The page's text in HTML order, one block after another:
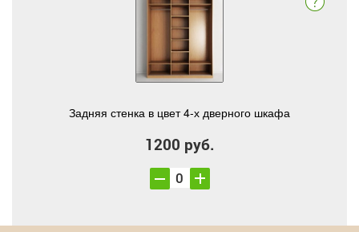
Задняя стенка в цвет 4-х дверного шкафа
1200 руб.